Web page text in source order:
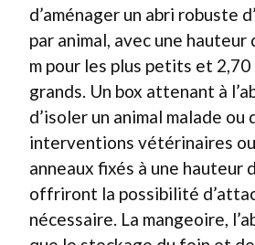
d’aménager un abri robuste
par animal, avec une hauteur
m pour les plus petits et 2,70
grands. Un box attenant à
d’isoler un animal malade
interventions vétérinaires
anneaux fixés à une hauteur
offriront la possibilité
nécessaire. La mangeoire,